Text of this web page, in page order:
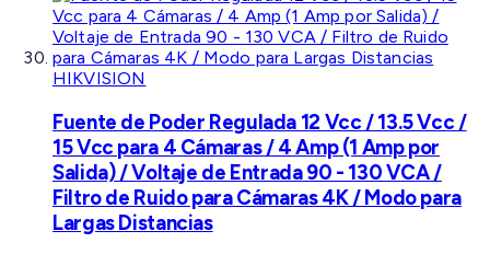
HIKVISION
Fuente de Poder Regulada 12 Vcc / 13.5 Vcc /
15 Vcc para 4 Cámaras / 4 Amp (1 Amp por
Salida) / Voltaje de Entrada 90 - 130 VCA /
Filtro de Ruido para Cámaras 4K / Modo para
Largas Distancias